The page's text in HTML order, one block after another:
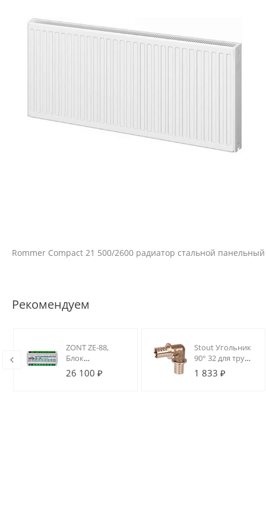
Rommer Compact 21 500/2600 радиатор стальной
Рекомендуем
ZONT ZE-88,
Блок
расширения
для
26 100 ₽
Stout Угольник
90° 32 для труб
из сшитого
полиэтилена
1 833 ₽